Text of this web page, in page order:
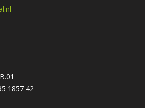
1857 42